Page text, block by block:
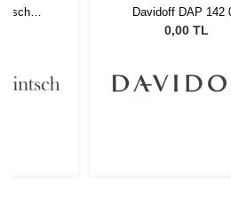
Davidoff DAP 142
0,00 TL